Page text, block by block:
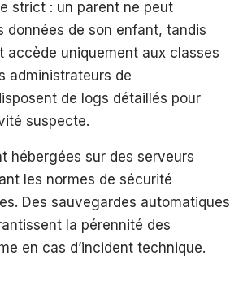
strict : un parent ne peut
données de son enfant, tandis
accède uniquement aux classes
administrateurs de
de logs détaillés pour
suspecte.
hébergées sur des serveurs
les normes de sécurité
Des sauvegardes automatiques
la pérennité des
en cas d’incident technique.